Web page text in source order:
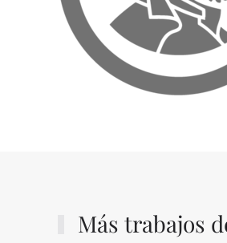
Más trabajos